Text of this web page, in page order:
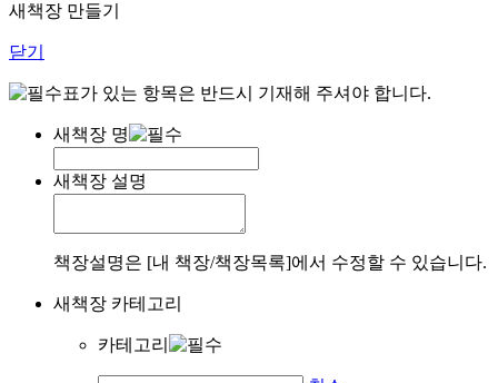
새책장 만들기
닫기
표가 있는 항목은 반드시 기재해 주셔야 합니다.
새책장 명
새책장 설명
책장설명은 [내 책장/책장목록]에서 수정할 수 있습니다.
새책장 카테고리
카테고리